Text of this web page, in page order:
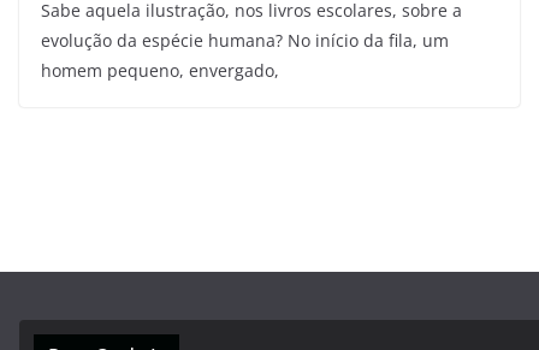
Sabe aquela ilustração, nos livros escolares, sobre a
evolução da espécie humana? No início da fila, um
homem pequeno, envergado,